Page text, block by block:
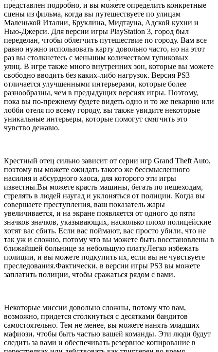
представлен подробно, и вы можете определить конкретные
сцены из фильма, когда вы путешествуете по улицам
Маленькой Италии, Бруклина, Мидтауна, Адской кухни и
Нью-Джерси. Для версии игры PlayStation 3, город был
переделан, чтобы облегчить путешествие по городу. Вам все
равно нужно использовать карту довольно часто, но на этот
раз вы столкнетесь с меньшим количеством тупиковых
улиц. В игре также много внутренних зон, которые вы можете
свободно вводить без каких-либо нагрузок. Версия PS3
отличается улучшенными интерьерами, которые более
разнообразны, чем в предыдущих версиях игры. Поэтому,
пока вы по-прежнему будете видеть одно и то же пекарню или
лобби отеля по всему городу, вы также увидите некоторые
уникальные интерьеры, которые помогут смягчить это
чувство дежавю.
Крестный отец сильно зависит от серии игр Grand Theft Auto,
поэтому вы можете ожидать такого же бессмысленного
насилия и абсурдного хаоса, для которого эти игры
известны.Вы можете красть машины, бегать по пешеходам,
стрелять в людей наугад и уклоняться от полиции. Когда вы
совершаете преступления, ваш показатель жары
увеличивается, и на экране появляется от одного до пяти
значков значков, указывающих, насколько плохо полицейские
хотят вас сбить. Если вас поймают, вас просто убили, что не
так уж и сложно, потому что вы можете быть восстановлены в
ближайшей больнице за небольшую плату.Легко избежать
полиции, и вы можете подкупить их, если вы не чувствуете
преследования.Фактически, в версии игры PS3 вы можете
заплатить полиции, чтобы сражаться рядом с вами.
Некоторые миссии довольно сложны, потому что вам,
возможно, придется столкнуться с десятками бандитов
самостоятельно. Тем не менее, вы можете нанять младших
мафиози, чтобы быть частью вашей команды. Эти люди будут
следить за вами и обеспечивать резервное копирование в